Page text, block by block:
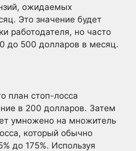
ожидаемых
Это значение будет
работодателя, но часто
до 500 долларов в месяц.
план стоп-лосса
в 200 долларов. Затем
умножено на множитель
который обычно
до 175%. Используя